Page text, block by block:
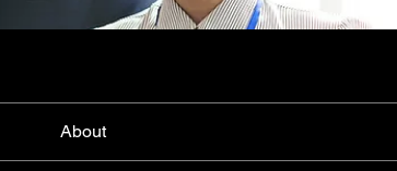
About